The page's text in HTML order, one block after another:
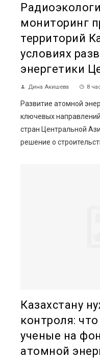
мониторинг
территорий
условиях
энергетики
Дина Акишева 8
Развитие атомной
ключевых
стран Центральной
решение о
Казахстану
контроля:
ученые на
атомной